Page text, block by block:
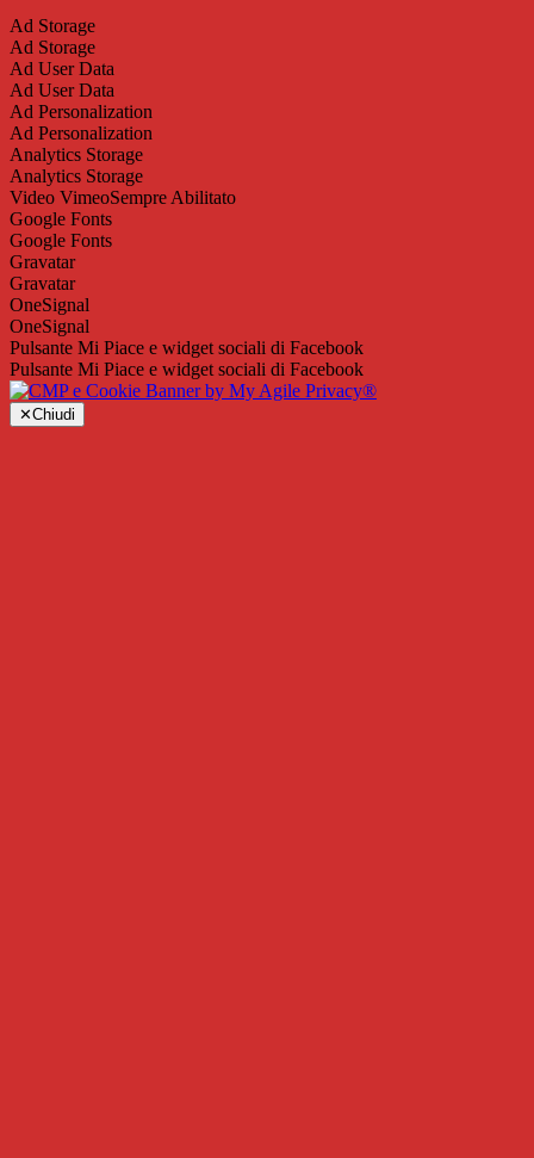
Ad Storage
Ad Storage
Ad User Data
Ad User Data
Ad Personalization
Ad Personalization
Analytics Storage
Analytics Storage
Video VimeoSempre Abilitato
Google Fonts
Google Fonts
Gravatar
Gravatar
OneSignal
OneSignal
Pulsante Mi Piace e widget sociali di Facebook
Pulsante Mi Piace e widget sociali di Facebook
✕Chiudi